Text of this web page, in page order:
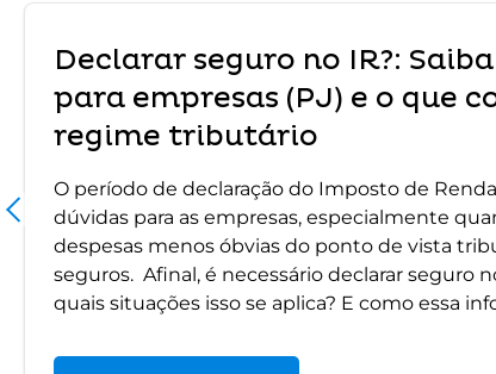
Declarar seguro no IR?:
para empresas (PJ) e o que
regime tributário
O período de declaração do Imposto de
dúvidas para as empresas, especialmente
despesas menos óbvias do ponto de vista
seguros. Afinal, é necessário declarar seguro
quais situações isso se aplica? E como essa